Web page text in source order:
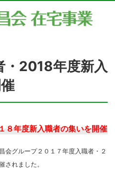
・2018年度新入
８年度新入職者の集いを開催
会グループ２０１７年度入職者・２
されました。